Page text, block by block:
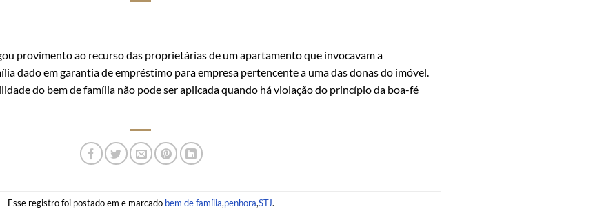
provimento ao recurso das proprietárias de um apartamento que invocavam a
dado em garantia de empréstimo para empresa pertencente a uma das donas do imóvel.
do bem de família não pode ser aplicada quando há violação do princípio da boa-fé
Esse registro foi postado em e marcado bem de família,penhora,STJ.